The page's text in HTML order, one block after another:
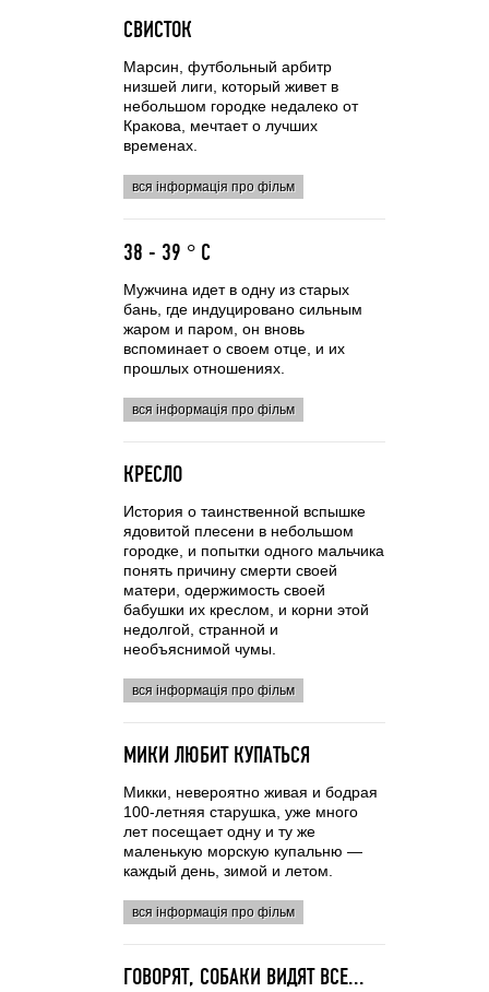
СВИСТОК
Марсин, футбольный арбитр
низшей лиги, который живет в
небольшом городке недалеко от
Кракова, мечтает о лучших
временах.
вся інформація про фільм
38 - 39 ° C
Мужчина идет в одну из старых
бань, где индуцировано сильным
жаром и паром, он вновь
вспоминает о своем отце, и их
прошлых отношениях.
вся інформація про фільм
КРЕСЛО
История о таинственной вспышке
ядовитой плесени в небольшом
городке, и попытки одного мальчика
понять причину смерти своей
матери, одержимость своей
бабушки их креслом, и корни этой
недолгой, странной и
необъяснимой чумы.
вся інформація про фільм
МИКИ ЛЮБИТ КУПАТЬСЯ
Микки, невероятно живая и бодрая
100-летняя старушка, уже много
лет посещает одну и ту же
маленькую морскую купальню —
каждый день, зимой и летом.
вся інформація про фільм
ГОВОРЯТ, СОБАКИ ВИДЯТ ВСЕ...